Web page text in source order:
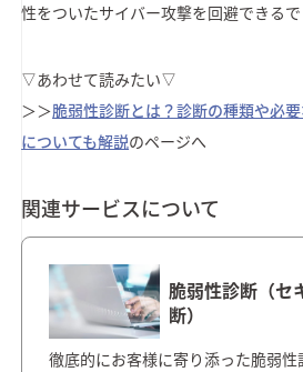
性をついたサイバー攻撃を回避できるで
▽あわせて読みたい▽
＞＞脆弱性診断とは？診断の種類や必
についても解説のページへ
関連サービスについて
脆弱性診断（セ
断）
徹底的にお客様に寄り添った脆弱性